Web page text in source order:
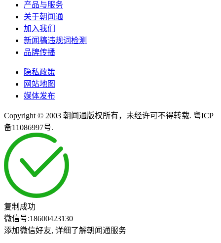
产品与服务
关于朝闻通
加入我们
新闻稿违规词检测
品牌传播
隐私政策
网站地图
媒体发布
Copyright © 2003 朝闻通版权所有，未经许可不得转载. 粤ICP
备11086997号.
复制成功
微信号:18600423130
添加微信好友, 详细了解朝闻通服务